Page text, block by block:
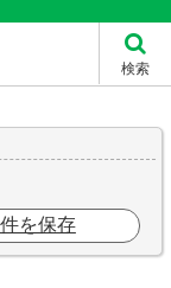
検索
を保存